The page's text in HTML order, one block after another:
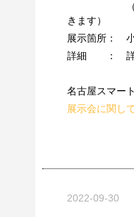
（招待券
きます）
展示箇所：
詳細 ： 詳細
名古屋スマー
展示会に関し
2022-09-30